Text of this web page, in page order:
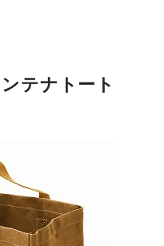
テナトート